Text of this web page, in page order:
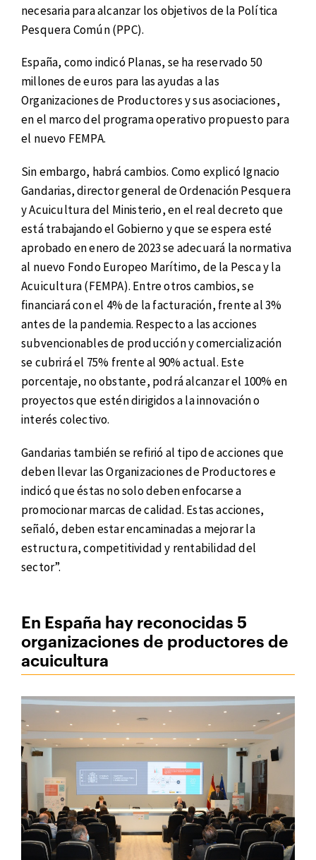
necesaria para alcanzar los objetivos de la Política
Pesquera Común (PPC).
España, como indicó Planas, se ha reservado 50
millones de euros para las ayudas a las
Organizaciones de Productores y sus asociaciones,
en el marco del programa operativo propuesto para
el nuevo FEMPA.
Sin embargo, habrá cambios. Como explicó Ignacio
Gandarias, director general de Ordenación Pesquera
y Acuicultura del Ministerio, en el real decreto que
está trabajando el Gobierno y que se espera esté
aprobado en enero de 2023 se adecuará la normativa
al nuevo Fondo Europeo Marítimo, de la Pesca y la
Acuicultura (FEMPA). Entre otros cambios, se
financiará con el 4% de la facturación, frente al 3%
antes de la pandemia. Respecto a las acciones
subvencionables de producción y comercialización
se cubrirá el 75% frente al 90% actual. Este
porcentaje, no obstante, podrá alcanzar el 100% en
proyectos que estén dirigidos a la innovación o
interés colectivo.
Gandarias también se refirió al tipo de acciones que
deben llevar las Organizaciones de Productores e
indicó que éstas no solo deben enfocarse a
promocionar marcas de calidad. Estas acciones,
señaló, deben estar encaminadas a mejorar la
estructura, competitividad y rentabilidad del
sector”.
En España hay reconocidas 5
organizaciones de productores de
acuicultura